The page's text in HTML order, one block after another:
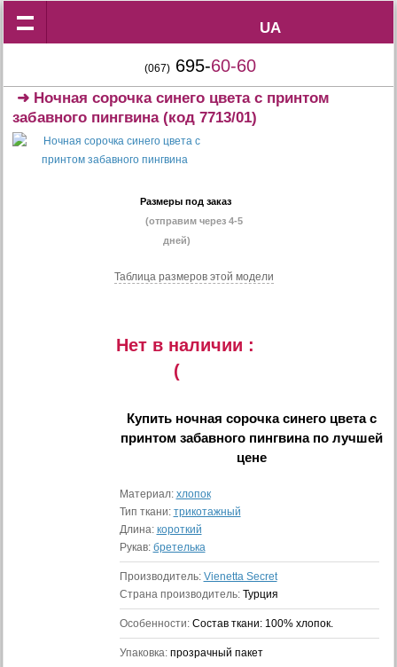
UA
UA
(067) 695-60-60
➜ Ночная сорочка синего цвета с принтом
забавного пингвина(код 7713/01)
Размеры под заказ
(отправим через 4-5
дней)
Таблица размеров этой модели
Нет в наличии :
(
Купить ночная сорочка синего цвета с
принтом забавного пингвинапо лучшей
цене
Материал: хлопок
Тип ткани: трикотажный
Длина: короткий
Рукав: бретелька
Производитель: Vienetta Secret
Страна производитель: Турция
Особенности: Состав ткани: 100% хлопок.
Упаковка: прозрачный пакет